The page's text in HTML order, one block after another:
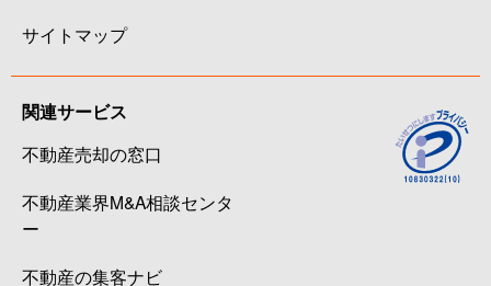
サイトマップ
関連サービス
不動産売却の窓口
不動産業界M&A相談センタ
ー
不動産の集客ナビ